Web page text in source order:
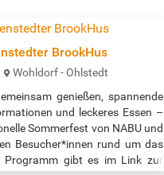
BrookHus
Wohldorf - Ohlstedt
genießen, spannende
und leckeres Essen –
Sommerfest von NABU und
Besucher*innen rund um das
Programm gibt es im Link zur